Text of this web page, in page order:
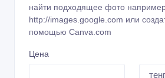
найти подходящее фото
http://images.google.com или
помощью Canva.com
Цена